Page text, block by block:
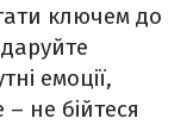
ключем до
емоції,
не бійтеся